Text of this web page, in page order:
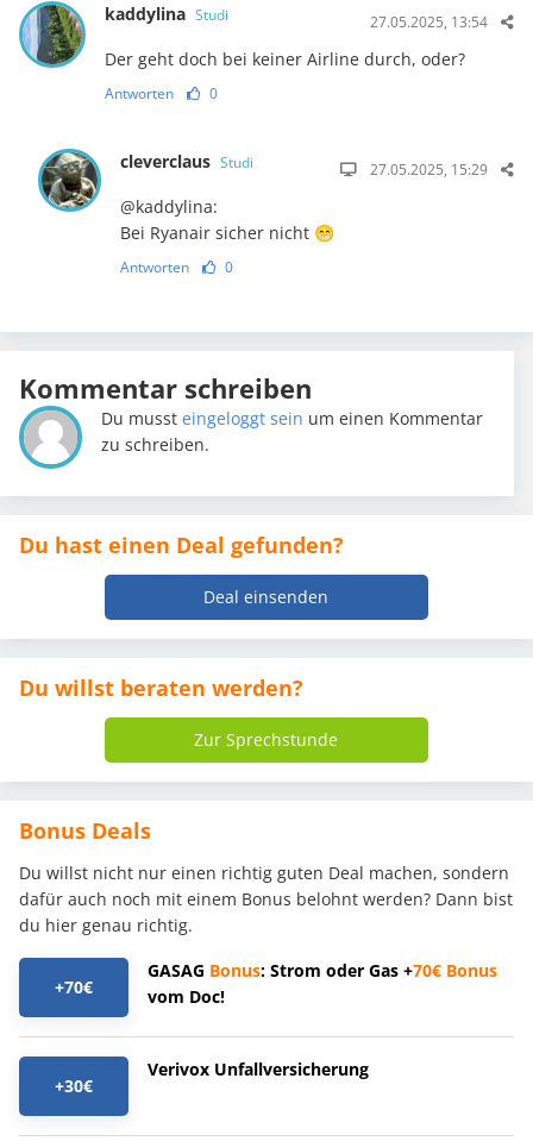
kaddylina Studi 27.05.2025, 13:54
Der geht doch bei keiner Airline durch, oder?
Antworten 0
cleverclaus Studi 27.05.2025, 15:29
@kaddylina:
Bei Ryanair sicher nicht 😁
Antworten 0
Kommentar schreiben
Du mussteingeloggt sein um einen Kommentar
zu schreiben.
Du hast einen Deal gefunden?
Deal einsenden
Du willst beraten werden?
Zur Sprechstunde
Bonus Deals
Du willst nicht nur einen richtig guten Deal machen, sondern
dafür auch noch mit einem Bonus belohnt werden? Dann bist
du hier genau richtig.
+70€
GASAG Bonus: Strom oder Gas +70€ Bonus
vom Doc!
+30€
Verivox Unfallversicherung